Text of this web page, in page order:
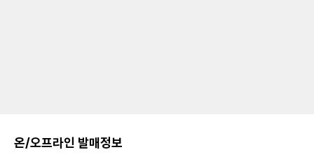
온/오프라인 발매정보